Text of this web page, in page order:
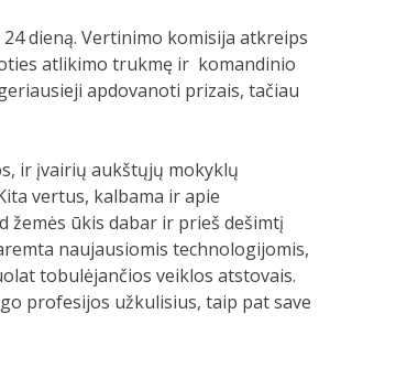
dieną. Vertinimo komisija atkreips
atlikimo trukmę ir komandinio
apdovanoti prizais, tačiau
ir įvairių aukštųjų mokyklų
vertus, kalbama ir apie
ūkis dabar ir prieš dešimtį
naujausiomis technologijomis,
tobulėjančios veiklos atstovais.
profesijos užkulisius, taip pat save